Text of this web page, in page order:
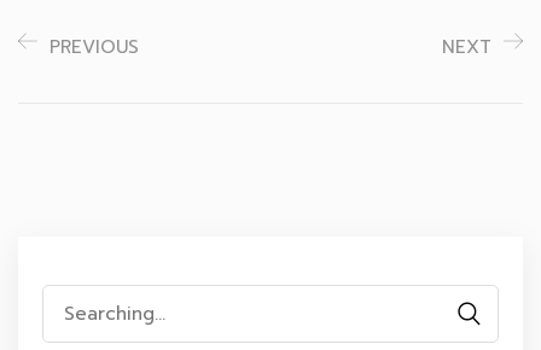
PREVIOUS NEXT
for: